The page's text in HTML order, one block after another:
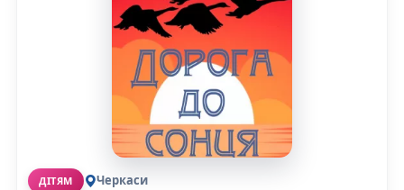
ДІТЯМ Черкаси